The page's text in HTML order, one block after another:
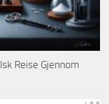
Reise Gjennom